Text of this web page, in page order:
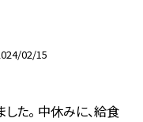
02/15
た。 中休みに、給食